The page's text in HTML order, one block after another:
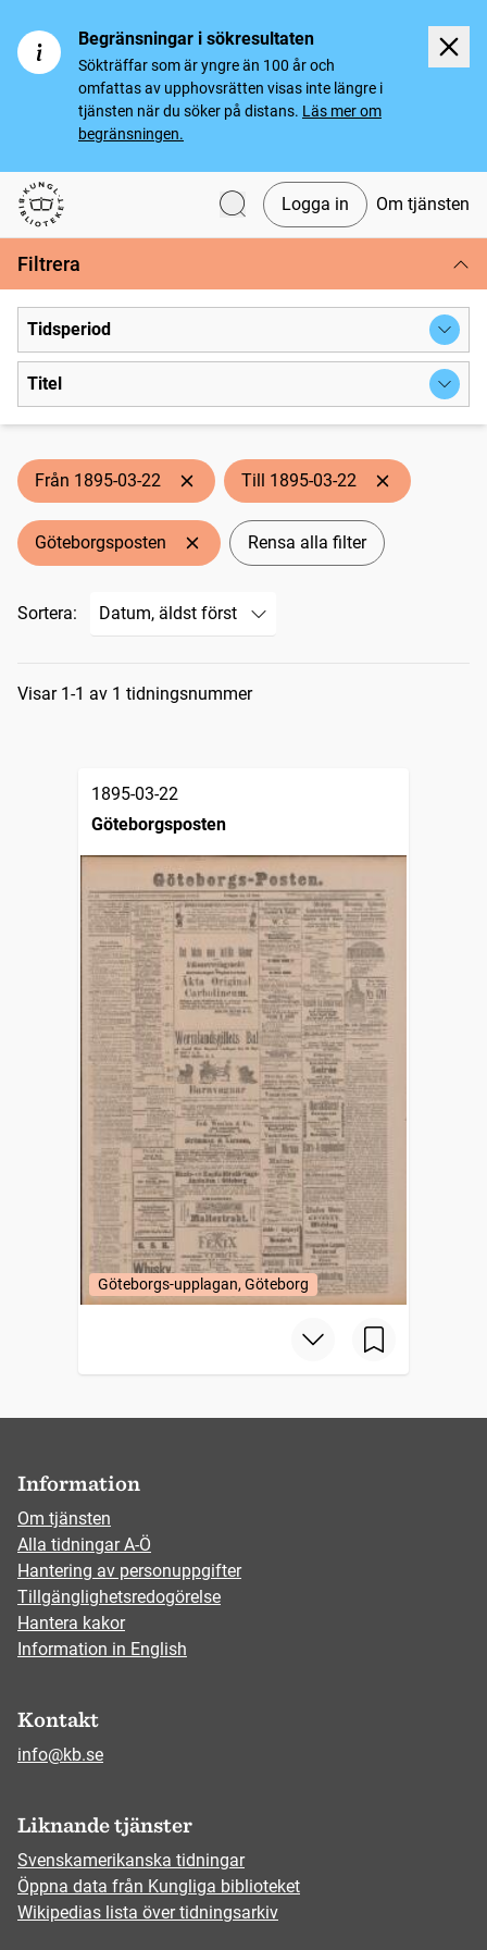
Begränsningar i sökresultaten
Sökträffar som är yngre än 100 år och
omfattas av upphovsrätten visas inte längre i
tjänsten när du söker på distans. Läs mer om
begränsningen.
Svenska tidningar
Logga in Om tjänsten
Filtrera
Tidsperiod
Titel
Från 1895-03-22 Till 1895-03-22
Göteborgsposten Rensa alla filter
Sortera:
Sökresultat
Visar 1-1 av 1 tidningsnummer
1895-03-22
Göteborgsposten
Göteborgs-upplagan, Göteborg
Information
Om tjänsten
Alla tidningar A-Ö
Hantering av personuppgifter
Tillgänglighetsredogörelse
Hantera kakor
Information in English
Kontakt
info@kb.se
Liknande tjänster
Svenskamerikanska tidningar
Öppna data från Kungliga biblioteket
Wikipedias lista över tidningsarkiv